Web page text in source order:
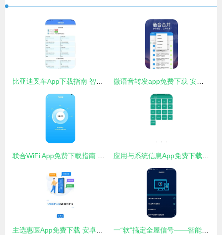
比亚迪叉车App下载指南 智能物流与信息安全的完美结合 微语音转发app免费下载 安卓最新版v1.1.6获取与信息安全指南
联合WiFi App免费下载指南 安卓最新版v1.0.2安全获取与网络信息安全提醒 应用与系统信息App免费下载指南 安卓最新版v2.8.11与网络信息安全开发注意
主选惠医App免费下载 安卓最新版v1.0.2与网络安全保障指南 一“软”搞定全屋信号——智能无线WiFi助手APP体验评测